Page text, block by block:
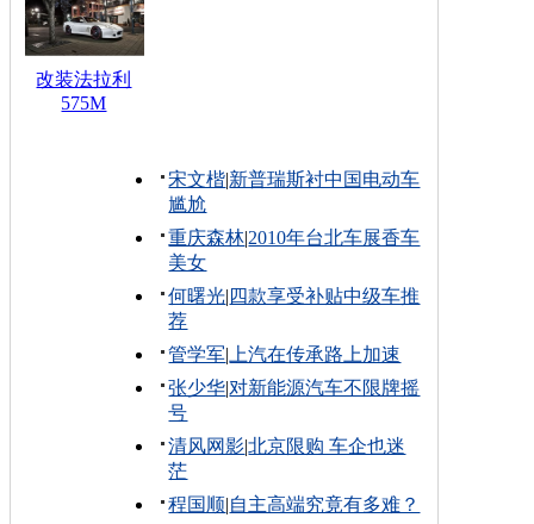
改装法拉利
575M
宋文楷|新普瑞斯衬中国电动车
尴尬
重庆森林|2010年台北车展香车
美女
何曙光| 四款享受补贴中级车推
荐
管学军| 上汽在传承路上加速
张少华|对新能源汽车不限牌摇
号
清风网影|北京限购 车企也迷
茫
程国顺|自主高端究竟有多难？